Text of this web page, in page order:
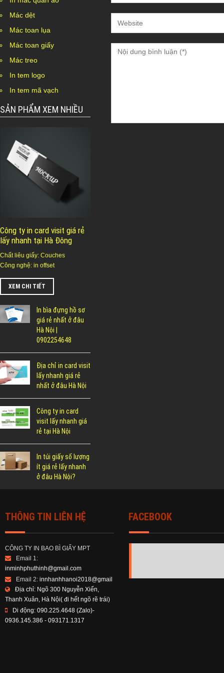
Mác dệt
Mác toan lụa
Mác toan giấy
Mác treo
In tem logo
In tem mã vạch
SẢN PHẨM XEM NHIỀU
Công ty in card visit giá rẻ
lấy nhanh tại Hà Đông
Chất liêu giấy: Couches
Công nghệ: in offset
XEM CHI TIẾT
In bìa đựng hồ sơ
giá rẻ nhất ở đâu
Hà Nội |
0902254648
Địa chỉ in card visit
lấy nhanh giá rẻ
nhất ở đâu Hà Nội
Công ty in card
visit lấy nhanh giá
rẻ tại Hà Nội
In túi giấy số lượng
ít giá rẻ lấy nhanh
ở đâu Hà Nội?
THÔNG TIN LIÊN HỆ
CÔNG TY IN BAO BÌ GIẤY MPT
Email 1:
inminhphuthinh@gmail.com
Email 2: innhanhhanoi2018@gmail
Địa chỉ: Ngõ 300 Nguyễn Xiển,
Thanh Xuân, Hà Nội( đi hết ngõ rẽ trái)
Di động: 090.225.4648 (Zalo)-
0936.145.386 - 093171.1317
FACEBOOK